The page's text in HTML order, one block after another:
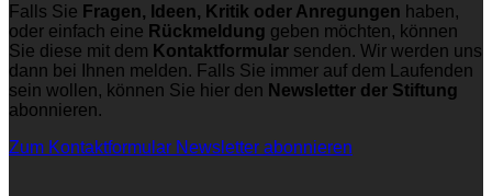
Falls Sie Fragen, Ideen, Kritik oder Anregungen haben,
oder einfach eine Rückmeldung geben möchten, können
Sie diese mit dem Kontaktformular senden. Wir werden uns
dann bei Ihnen melden. Falls Sie immer auf dem Laufenden
sein wollen, können Sie hier den Newsletter der Stiftung
abonnieren.
Zum Kontaktformular Newsletter abonnieren